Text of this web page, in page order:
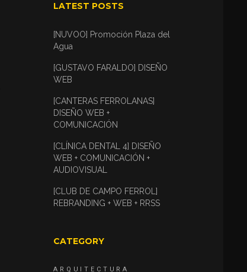
LATEST POSTS
[NUVOO] Promoción Plaza del
Agua
[GUSTAVO FARALDO] DISEÑO
WEB
[CANTERAS FERROLANAS]
DISEÑO WEB +
COMUNICACIÓN
[CLÍNICA DENTAL 4] DISEÑO
WEB + COMUNICACIÓN +
AUDIOVISUAL
[CLUB DE CAMPO FERROL]
REBRANDING + WEB + RRSS
CATEGORY
ARQUITECTURA